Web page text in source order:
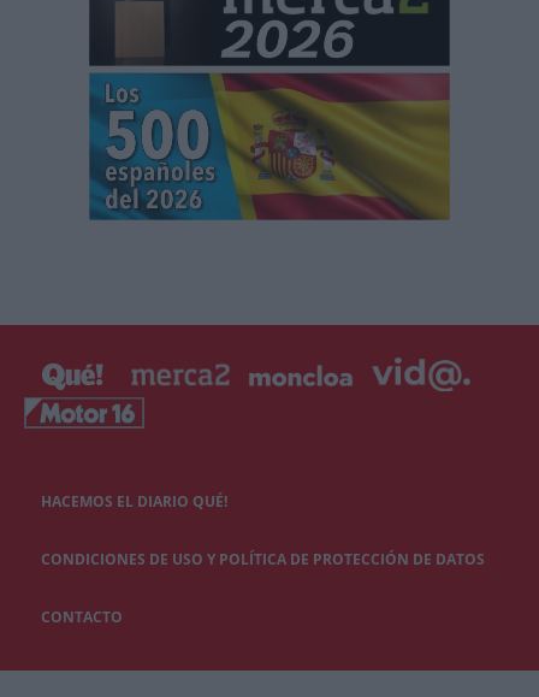
HACEMOS EL DIARIO QUÉ!
CONDICIONES DE USO Y POLÍTICA DE PROTECCIÓN DE DATOS
CONTACTO